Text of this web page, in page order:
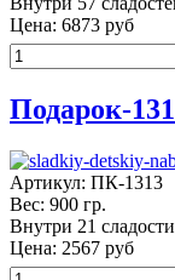
Цена: 6873 руб
Подарок-
Артикул: ПК-1313
Вес: 900 гр.
Внутри 21 сладости
Цена: 2567 руб